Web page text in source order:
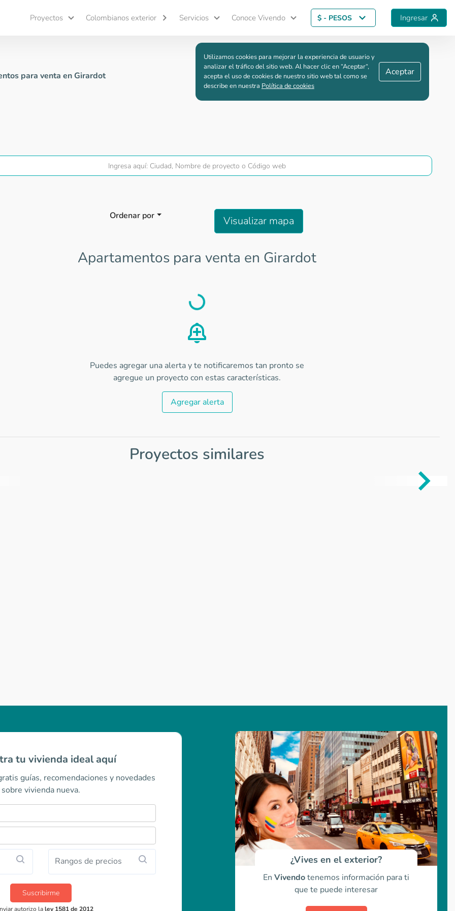
Proyectos Colombianos exterior Servicios Conoce Vivendo $ - PESOS Ingresar
para venta en Girardot
Ordenar por Visualizar mapa
Apartamentos para venta en Girardot
Load
Puedes agregar una alerta y te notificaremos tan pronto se
agregue un proyecto con estas características.
Agregar alerta
Proyectos similares
tu vivienda ideal aquí
guías, recomendaciones y novedades
sobre vivienda nueva.
Rangos de precios
Suscribirme
autorizo laley 1581 de 2012
¿Vives en el exterior?
En Vivendotenemos información para ti
que te puede interesar
Utilizamos cookies para mejorar la experiencia de usuario y
analizar el tráfico del sitio web. Al hacer clic en “Aceptar“,
acepta el uso de cookies de nuestro sitio web tal como se
describe en nuestra Política de cookies
Aceptar
Guardar comparación